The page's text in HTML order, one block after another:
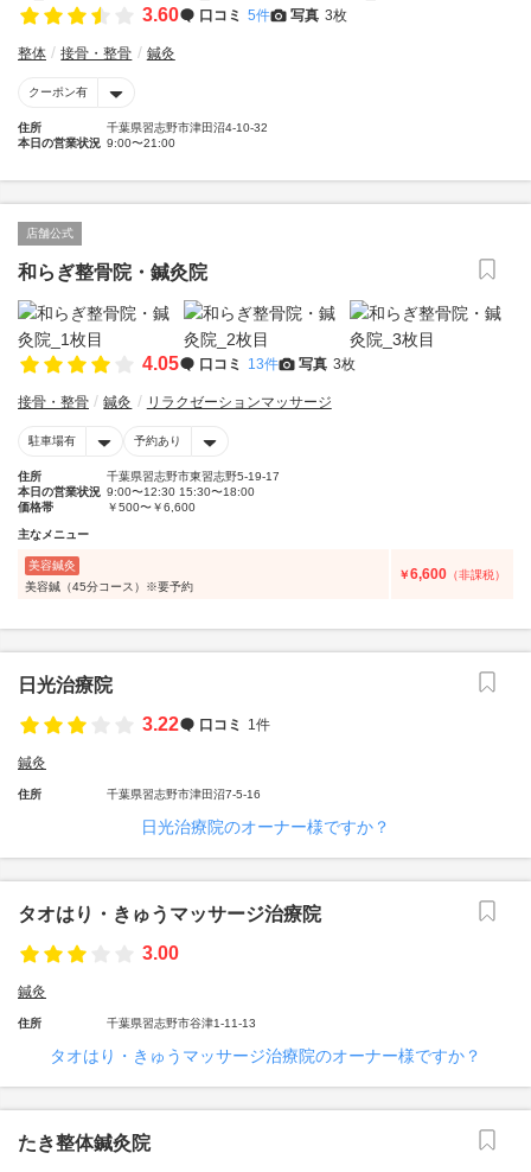
3.60 口コミ 5件 写真 3枚
整体 接骨・整骨 鍼灸
クーポン有
住所
千葉県習志野市津田沼4-10-32
本日の営業状況 9:00〜21:00
店舗公式
和らぎ整骨院・鍼灸院
4.05 口コミ 13件 写真 3枚
接骨・整骨 鍼灸 リラクゼーションマッサージ
駐車場有 予約あり
住所
千葉県習志野市東習志野5-19-17
本日の営業状況 9:00〜12:30 15:30〜18:00
価格帯
￥500〜￥6,600
主なメニュー
美容鍼灸
美容鍼（45分コース）※要予約
￥6,600 （非課税）
日光治療院
3.22
口コミ 1件
鍼灸
住所 千葉県習志野市津田沼7-5-16
日光治療院のオーナー様ですか？
タオはり・きゅうマッサージ治療院
3.00
鍼灸
住所 千葉県習志野市谷津1-11-13
タオはり・きゅうマッサージ治療院のオーナー様ですか？
たき整体鍼灸院